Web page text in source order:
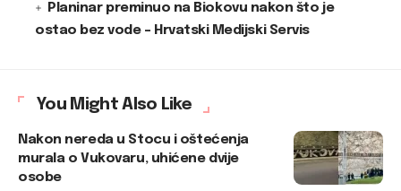
Planinar preminuo na Biokovu nakon što je
ostao bez vode – Hrvatski Medijski Servis
You Might Also Like
Nakon nereda u Stocu i oštećenja
murala o Vukovaru, uhićene dvije
osobe